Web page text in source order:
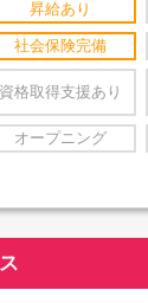
昇給あり
社会保険完備
資格取得支援あり
オープニング